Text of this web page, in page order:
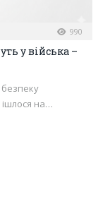
990
у війська –
ішлося на…